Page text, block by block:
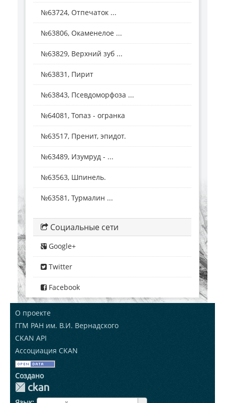
№63724, Отпечаток ...
№63806, Окаменелое ...
№63829, Верхний зуб ...
№63831, Пирит
№63843, Псевдоморфоза ...
№64081, Топаз - огранка
№63517, Пренит, эпидот.
№63489, Изумруд - ...
№63563, Шпинель.
№63581, Турмалин ...
Социальные сети
Google+
Twitter
Facebook
О проекте
ГГМ РАН им. В.И. Вернадского
CKAN API
Ассоциация CKAN
Создано